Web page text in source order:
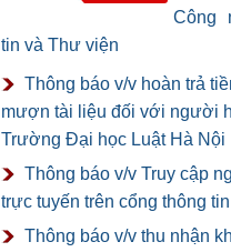
Công
tin và Thư viện
Thông báo v/v hoàn trả
mượn tài liệu đối với người
Trường Đại học Luật Hà Nội
Thông báo v/v Truy cập
trực tuyến trên cổng thông tin
Thông báo v/v thu nhận